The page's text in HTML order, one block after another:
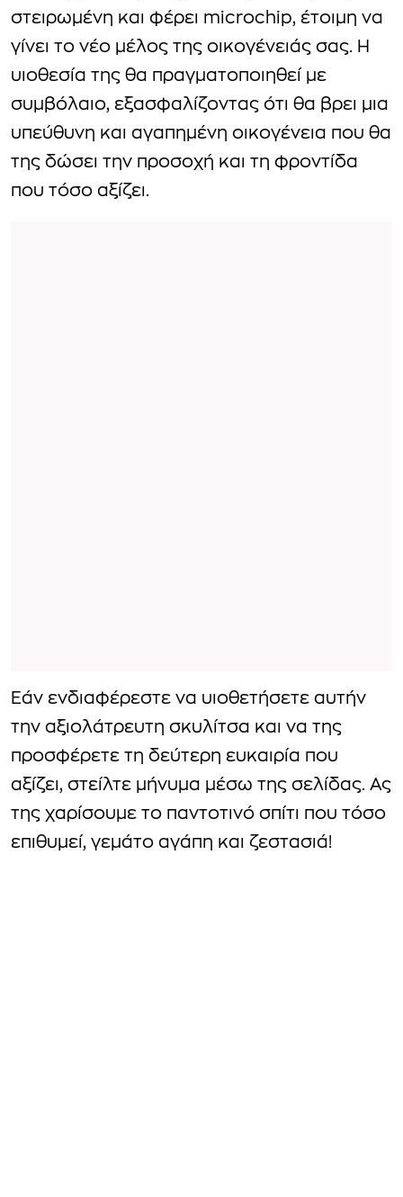
στειρωμένη και φέρει microchip, έτοιμη να
γίνει το νέο μέλος της οικογένειάς σας. Η
υιοθεσία της θα πραγματοποιηθεί με
συμβόλαιο, εξασφαλίζοντας ότι θα βρει μια
υπεύθυνη και αγαπημένη οικογένεια που θα
της δώσει την προσοχή και τη φροντίδα
που τόσο αξίζει.
Εάν ενδιαφέρεστε να υιοθετήσετε αυτήν
την αξιολάτρευτη σκυλίτσα και να της
προσφέρετε τη δεύτερη ευκαιρία που
αξίζει, στείλτε μήνυμα μέσω της σελίδας. Ας
της χαρίσουμε το παντοτινό σπίτι που τόσο
επιθυμεί, γεμάτο αγάπη και ζεστασιά!